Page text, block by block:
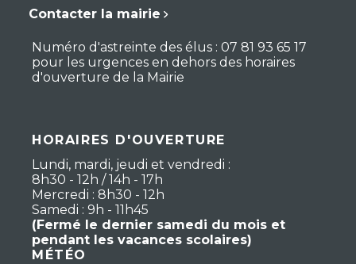
Contacter la mairie
Numéro d'astreinte des élus : 07 81 93 65 17
pour les urgences en dehors des horaires
d'ouverture de la Mairie
HORAIRES D'OUVERTURE
Lundi, mardi, jeudi et vendredi :
8h30 - 12h / 14h - 17h
Mercredi : 8h30 - 12h
Samedi : 9h - 11h45
(Fermé le dernier samedi du mois et
pendant les vacances scolaires)
MÉTÉO